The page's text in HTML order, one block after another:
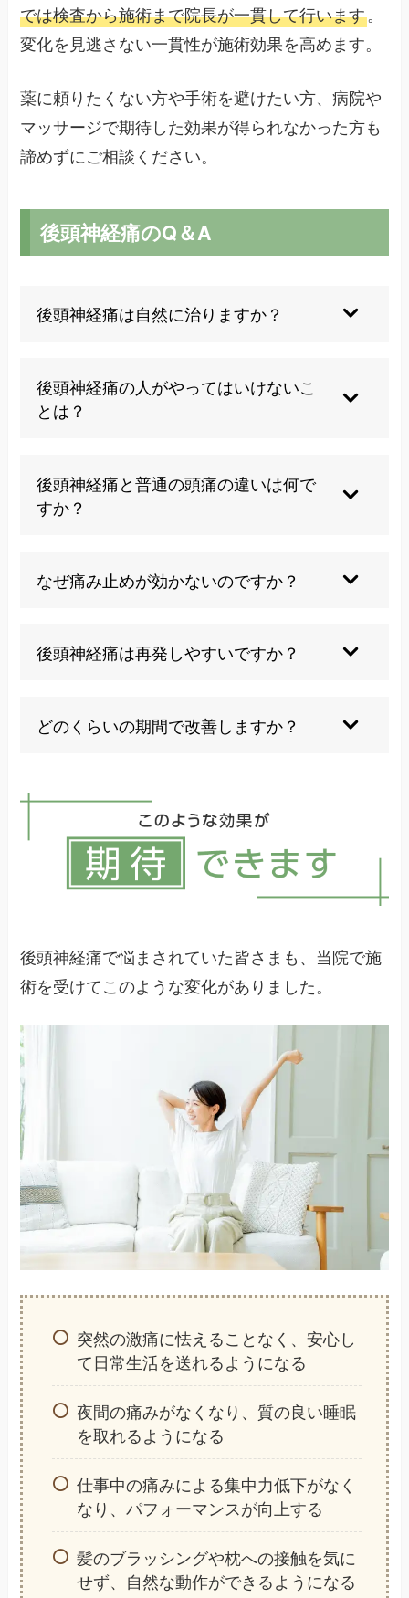
では検査から施術まで院長が一貫して行います。
変化を見逃さない一貫性が施術効果を高めます。
薬に頼りたくない方や手術を避けたい方、病院や
マッサージで期待した効果が得られなかった方も
諦めずにご相談ください。
後頭神経痛のQ＆A
後頭神経痛は自然に治りますか？
な対処により2週間程度で改善することが多いで
す。ただし、原因となる姿勢や生活習慣を改善し
なければ再発を繰り返す可能性があります。
後頭神経痛の人がやってはいけないこ
とは？
作、首への過度なマッサージや温熱療法は症状を
悪化させる可能性があります。痛みを我慢して無
理に動かすことも避けるべきです。
後頭神経痛と普通の頭痛の違いは何で
すか？
の後ろにかけて電気が走るような鋭い痛みが特徴
です。通常の頭痛とは異なり、痛みがない時は完
なぜ痛み止めが効かないのですか？
は効果が期待できないためです。神経痛専用の薬
や、根本原因への治療が必要になります。
後頭神経痛は再発しやすいですか？
張が改善されていない場合は再発しやすい傾向が
あります。根本的な原因の改善が重要です。
どのくらいの期間で改善しますか？
度で症状の改善が期待できます。ただし、慢性化
している場合はより長期間を要することがありま
す。
後頭神経痛で悩まされていた皆さまも、当院で施
術を受けてこのような変化がありました。
突然の激痛に怯えることなく、安心し
て日常生活を送れるようになる
夜間の痛みがなくなり、質の良い睡眠
を取れるようになる
仕事中の痛みによる集中力低下がなく
なり、パフォーマンスが向上する
髪のブラッシングや枕への接触を気に
せず、自然な動作ができるようになる